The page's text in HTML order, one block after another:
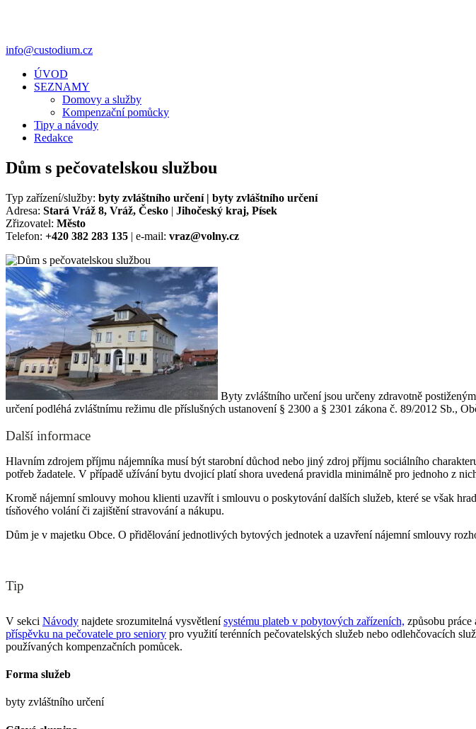
info@custodium.cz
ÚVOD
SEZNAMY
Domovy a služby
Kompenzační pomůcky
Tipy a návody
Redakce
Dům s pečovatelskou službou
Typ zařízení/služby: byty zvláštního určení | byty zvláštního určení
Adresa: Stará Vráž 8, Vráž, Česko | Jihočeský kraj, Písek
Zřizovatel: Město
Telefon: +420 382 283 135 | e-mail: vraz@volny.cz
Byty zvláštního určení jsou určeny zdravotně
určení podléhá zvláštnímu režimu dle příslušných ustanovení § 2300 a § 2301 zákona č. 89/2012 Sb.,
Další informace
Hlavním zdrojem příjmu nájemníka musí být starobní důchod nebo jiný zdroj příjmu sociálního
potřeb žadatele. V případě užívání bytu dvojicí platí shora uvedená pravidla minimálně pro jednoho z
Kromě nájemní smlouvy mohou klienti uzavřít i smlouvu o poskytování dalších služeb, které se však
tísňového volání či zajištění stravování a nákupu.
Dům je v majetku Obce. O přidělování jednotlivých bytových jednotek a uzavření nájemní smlouvy
Tip
V sekci Návody najdete srozumitelná vysvětlenísystému plateb v pobytových zařízeních, způsobu
příspěvku na pečovatele pro seniory pro využití terénních pečovatelských služeb nebo odlehčovacích
používaných kompenzačních pomůcek.
Forma služeb
byty zvláštního určení